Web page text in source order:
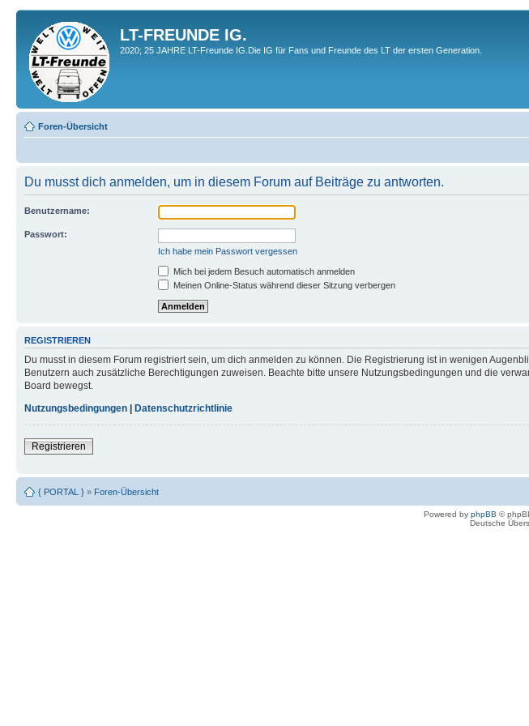
LT-FREUNDE IG.
2020; 25 JAHRE LT-Freunde IG.Die IG für Fans und Freunde des LT der ersten Generation.
Foren-Übersicht
Du musst dich anmelden, um in diesem Forum auf Beiträge zu antworten.
Benutzername:
Passwort:
Ich habe mein Passwort vergessen
Mich bei jedem Besuch automatisch anmelden
Meinen Online-Status während dieser Sitzung verbergen
REGISTRIEREN
Du musst in diesem Forum registriert sein, um dich anmelden zu können. Die Registrierung ist in wenigen
Benutzern auch zusätzliche Berechtigungen zuweisen. Beachte bitte unsere Nutzungsbedingungen und die
Board bewegst.
Nutzungsbedingungen | Datenschutzrichtlinie
Registrieren
{ PORTAL } » Foren-Übersicht
Powered by phpBB ©
Deutsche